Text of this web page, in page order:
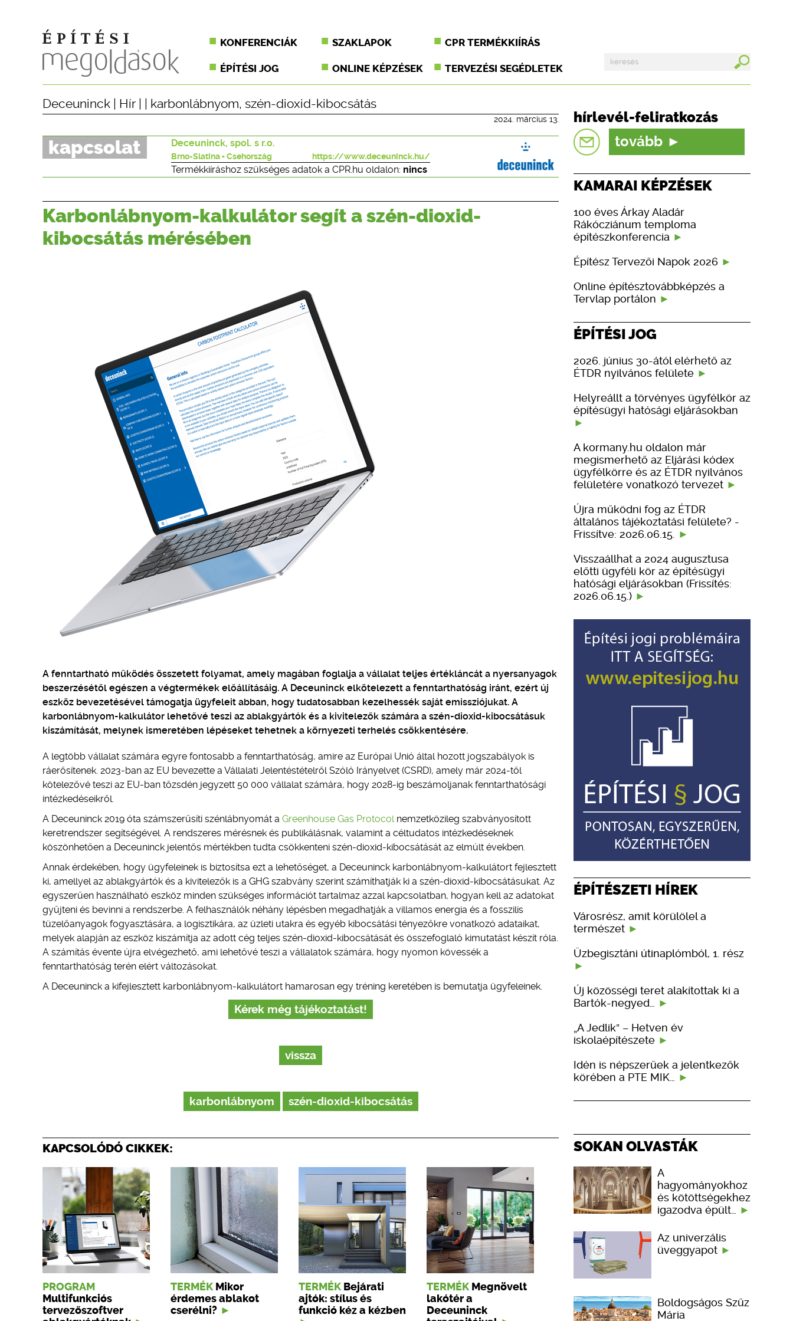
KONFERENCIÁK SZAKLAPOK CPR TERMÉKKIÍRÁS
ÉPÍTÉSI JOG ONLINE KÉPZÉSEK TERVEZÉSI SEGÉDLETEK
Deceuninck Hír karbonlábnyom, szén-dioxid-kibocsátás
2024. március 13.
kapcsolat Deceuninck, spol. s r.o.
Brno-Slatina ▪ Csehország https://www.deceuninck.hu/
Termékkiíráshoz szükséges adatok a CPR.hu oldalon: nincs
Karbonlábnyom-kalkulátor segít a szén-dioxid-
kibocsátás mérésében
A fenntartható működés összetett folyamat, amely magában foglalja a vállalat teljes értékláncát a nyersanyagok
beszerzésétől egészen a végtermékek előállításáig. A Deceuninck elkötelezett a fenntarthatóság iránt, ezért új
eszköz bevezetésével támogatja ügyfeleit abban, hogy tudatosabban kezelhessék saját emissziójukat. A
karbonlábnyom-kalkulátor lehetővé teszi az ablakgyártók és a kivitelezők számára a szén-dioxid-kibocsátásuk
kiszámítását, melynek ismeretében lépéseket tehetnek a környezeti terhelés csökkentésére.
A legtöbb vállalat számára egyre fontosabb a fenntarthatóság, amire az Európai Unió által hozott jogszabályok is
ráerősítenek. 2023-ban az EU bevezette a Vállalati Jelentéstételről Szóló Irányelvet (CSRD), amely már 2024-től
kötelezővé teszi az EU-ban tőzsdén jegyzett 50 000 vállalat számára, hogy 2028-ig beszámoljanak fenntarthatósági
intézkedéseikről.
A Deceuninck 2019 óta számszerűsíti szénlábnyomát a Greenhouse Gas Protocolnemzetközileg szabványosított
keretrendszer segítségével. A rendszeres mérésnek és publikálásnak, valamint a céltudatos intézkedéseknek
köszönhetően a Deceuninck jelentős mértékben tudta csökkenteni szén-dioxid-kibocsátását az elmúlt években.
Annak érdekében, hogy ügyfeleinek is biztosítsa ezt a lehetőséget, a Deceuninck karbonlábnyom-kalkulátort fejlesztett
ki, amellyel az ablakgyártók és a kivitelezők is a GHG szabvány szerint számíthatják ki a szén-dioxid-kibocsátásukat. Az
egyszerűen használható eszköz minden szükséges információt tartalmaz azzal kapcsolatban, hogyan kell az adatokat
gyűjteni és bevinni a rendszerbe. A felhasználók néhány lépésben megadhatják a villamos energia és a fosszilis
tüzelőanyagok fogyasztására, a logisztikára, az üzleti utakra és egyéb kibocsátási tényezőkre vonatkozó adataikat,
melyek alapján az eszköz kiszámítja az adott cég teljes szén-dioxid-kibocsátását és összefoglaló kimutatást készít róla.
A számítás évente újra elvégezhető, ami lehetővé teszi a vállalatok számára, hogy nyomon kövessék a
fenntarthatóság terén elért változásokat.
A Deceuninck a kifejlesztett karbonlábnyom-kalkulátort hamarosan egy tréning keretében is bemutatja ügyfeleinek.
Kérek még tájékoztatást!
vissza
karbonlábnyom szén-dioxid-kibocsátás
KAPCSOLÓDÓ CIKKEK:
PROGRAM
Multifunkciós
tervezőszoftver
TERMÉK Mikor
érdemes ablakot
cserélni?
TERMÉK Bejárati
ajtók: stílus és
funkció kéz a kézben
TERMÉK Megnövelt
lakótér a
Deceuninck
hírlevél-feliratkozás
tovább
KAMARAI KÉPZÉSEK
100 éves Árkay Aladár
Rákócziánum temploma
építészkonferencia
Építész Tervezői Napok 2026
Online építésztovábbképzés a
Tervlap portálon
ÉPÍTÉSI JOG
2026. június 30-ától elérhető az
ÉTDR nyilvános felülete
Helyreállt a törvényes ügyfélkör az
építésügyi hatósági eljárásokban
A kormany.hu oldalon már
megismerhető az Eljárási kódex
ügyfélkörre és az ÉTDR nyilvános
felületére vonatkozó tervezet
Újra működni fog az ÉTDR
általános tájékoztatási felülete? -
Frissítve: 2026.06.15.
Visszaállhat a 2024 augusztusa
előtti ügyféli kör az építésügyi
hatósági eljárásokban (Frissítés:
2026.06.15.)
ÉPÍTÉSZETI HÍREK
Városrész, amit körülölel a
természet
Üzbegisztáni útinaplómból, 1. rész
Új közösségi teret alakítottak ki a
Bartók-negyed…
„A Jedlik” – Hetven év
iskolaépítészete
Idén is népszerűek a jelentkezők
körében a PTE MIK…
SOKAN OLVASTÁK
A
hagyományokhoz
és kötöttségekhez
igazodva épült…
Az univerzális
üveggyapot
Boldogságos Szűz
Mária